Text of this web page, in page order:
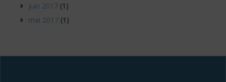
juin 2017 (1)
mai 2017 (1)